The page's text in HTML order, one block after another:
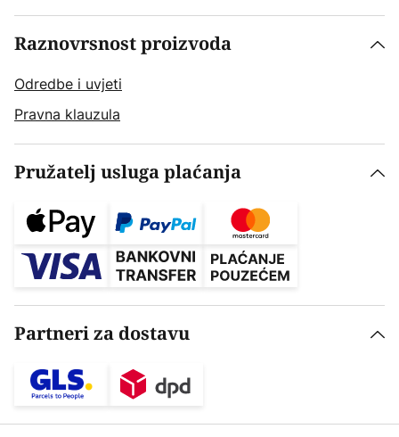
Raznovrsnost proizvoda
Odredbe i uvjeti
Pravna klauzula
Pružatelj usluga plaćanja
Partneri za dostavu